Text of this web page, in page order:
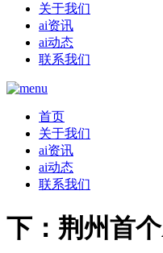
关于我们
ai资讯
ai动态
联系我们
首页
关于我们
ai资讯
ai动态
联系我们
下：荆州首